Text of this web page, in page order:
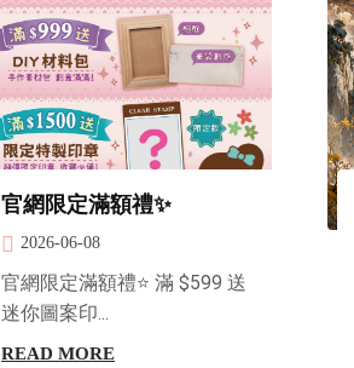
官網限定滿額禮✨
2026-06-08
官網限定滿額禮⭐ 滿 $599 送
迷你圖案印...
READ MORE